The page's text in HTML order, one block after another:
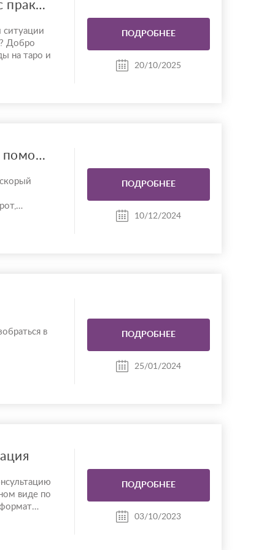
Таролог и Рунолог с практикой более 13 лет
ситуации
Добро
на таро и
и
ПОДРОБНЕЕ
20/10/2025
Гадания,магическая помощь
ПОДРОБНЕЕ
10/12/2024
в
ПОДРОБНЕЕ
25/01/2024
виде по
то
ПОДРОБНЕЕ
03/10/2023